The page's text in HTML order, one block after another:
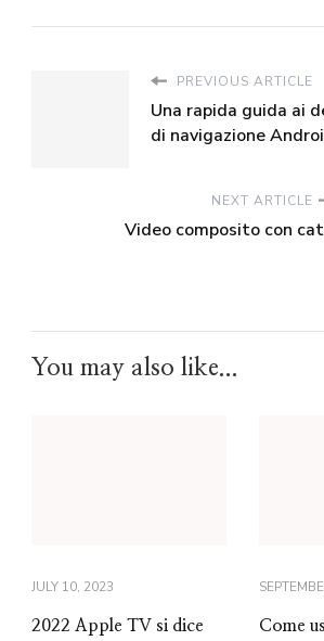
PREVIOUS ARTICLE
Una rapida guida ai
di navigazione
NEXT ARTICLE
Video composito con
You may also like...
JULY 10, 2023
2022 Apple TV si dice
Come